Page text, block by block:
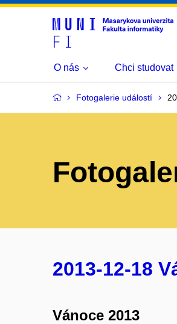
O nás Chci studovat
Fotogalerie událostí
2013-12-18
Vánoce 2013